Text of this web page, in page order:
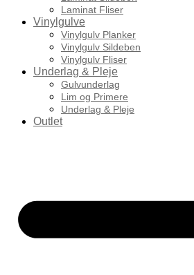
Laminat Fliser
Vinylgulve
Vinylgulv Planker
Vinylgulv Sildeben
Vinylgulv Fliser
Underlag & Pleje
Gulvunderlag
Lim og Primere
Underlag & Pleje
Outlet